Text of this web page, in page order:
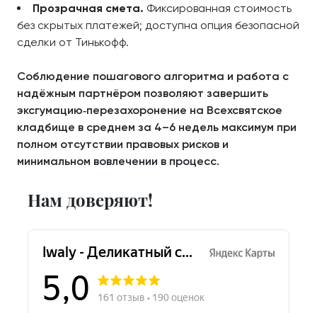
Прозрачная смета. Фиксированная стоимость
без скрытых платежей; доступна опция безопасной
сделки от Тинькофф.
Соблюдение пошагового алгоритма и работа с
надёжным партнёром позволяют завершить
эксгумацию‑перезахоронение на Всехсвятское
кладбище в среднем за 4–6 недель максимум при
полном отсутствии правовых рисков и
минимальном вовлечении в процесс.
Нам доверяют!